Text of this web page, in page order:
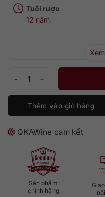
Tuổi rượu
12 năm
Rượu Chivas 12 Mizunara
Thêm vào giỏ hàng
QKAWine cam kết
Sản phẩm
chính hãng